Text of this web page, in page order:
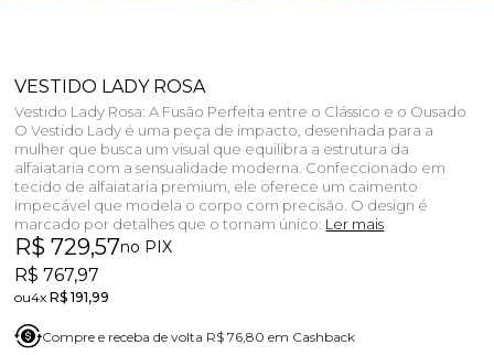
VESTIDO LADY ROSA
Vestido Lady Rosa: A Fusão Perfeita entre o Clássico e o Ousado
O Vestido Lady é uma peça de impacto, desenhada para a
mulher que busca um visual que equilibra a estrutura da
alfaiataria com a sensualidade moderna. Confeccionado em
tecido de alfaiataria premium, ele oferece um caimento
impecável que modela o corpo com precisão. O design é
marcado por detalhes que o tornam único: Ler mais
R$ 729,57no PIX
R$ 767,97
4xR$ 191,99
Compre e receba de volta R$ 76,80 em Cashback